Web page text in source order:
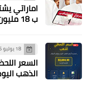
ب 18 مليون درهم!!
18 يوليو 2025
السعر
الذهب